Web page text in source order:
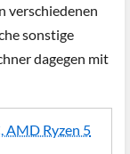
verschiedenen
sonstige
dagegen mit
AMD Ryzen 5